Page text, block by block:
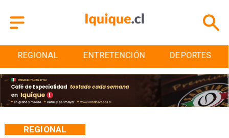
REGIONAL ENTRETENCIÓN DEPORTES
REGIONAL